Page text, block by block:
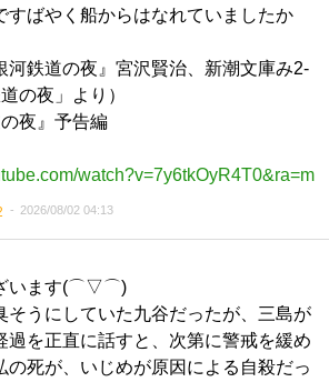
すばやく船からはなれていましたか
河鉄道の夜』宮沢賢治、新潮文庫み2-
の夜」より）
夜』予告編
watch?v=7y6tkOyR4T0&ra=m
2026/08/02 04:13
います(⌒▽⌒)
そうにしていた九谷だったが、三島が
過を正直に話すと、次第に警戒を緩め
の死が、いじめが原因による自殺だっ